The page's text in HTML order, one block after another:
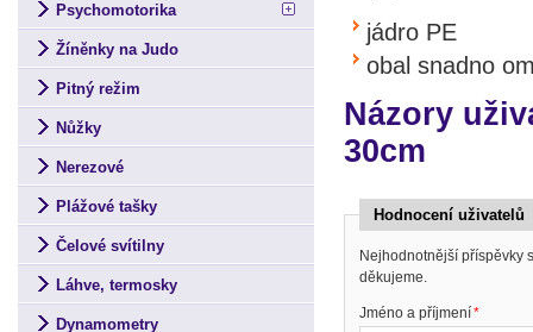
jádro PE
obal snadno
Názory
30cm
Hodnocení uživatelů
Nejhodnotnější příspěvky
děkujeme.
Jméno a příjmení*
Psychomotorika
Žíněnky na Judo
Pitný režim
Nůžky
Nerezové
Plážové tašky
Čelové svítilny
Láhve, termosky
Dynamometry